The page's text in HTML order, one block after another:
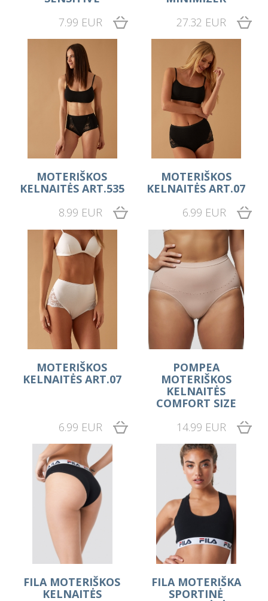
7.99 EUR
27.32 EUR
MOTERIŠKOS
KELNAITĖS ART.535
8.99 EUR
MOTERIŠKOS
KELNAITĖS ART.07
6.99 EUR
MOTERIŠKOS
KELNAITĖS ART.07
6.99 EUR
POMPEA
MOTERIŠKOS
KELNAITĖS
COMFORT SIZE
14.99 EUR
FILA MOTERIŠKOS
KELNAITĖS
FILA MOTERIŠKA
SPORTINĖ